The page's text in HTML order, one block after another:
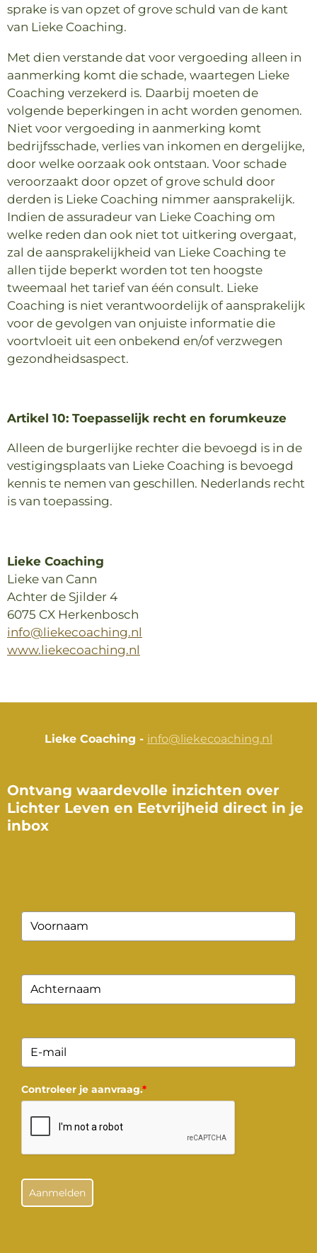
sprake is van opzet of grove schuld van de kant
van Lieke Coaching.
Met dien verstande dat voor vergoeding alleen in
aanmerking komt die schade, waartegen Lieke
Coaching verzekerd is. Daarbij moeten de
volgende beperkingen in acht worden genomen.
Niet voor vergoeding in aanmerking komt
bedrijfsschade, verlies van inkomen en dergelijke,
door welke oorzaak ook ontstaan. Voor schade
veroorzaakt door opzet of grove schuld door
derden is Lieke Coaching nimmer aansprakelijk.
Indien de assuradeur van Lieke Coaching om
welke reden dan ook niet tot uitkering overgaat,
zal de aansprakelijkheid van Lieke Coaching te
allen tijde beperkt worden tot ten hoogste
tweemaal het tarief van één consult. Lieke
Coaching is niet verantwoordelijk of aansprakelijk
voor de gevolgen van onjuiste informatie die
voortvloeit uit een onbekend en/of verzwegen
gezondheidsaspect.
Artikel 10: Toepasselijk recht en forumkeuze
Alleen de burgerlijke rechter die bevoegd is in de
vestigingsplaats van Lieke Coaching is bevoegd
kennis te nemen van geschillen. Nederlands recht
is van toepassing.
Lieke Coaching
Lieke van Cann
Achter de Sjilder 4
6075 CX Herkenbosch
info@liekecoaching.nl
www.liekecoaching.nl
Lieke Coaching - info@liekecoaching.nl
Ontvang waardevolle inzichten over
Lichter Leven en Eetvrijheid direct in je
inbox
Controleer je aanvraag.*
Aanmelden